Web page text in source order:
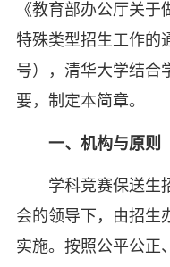
《教育部办公厅关
特殊类型招生工作的
号），清华大学结合
要，制定本简章。
一、 机构与原则
学科竞赛保送生
会的领导下，由招生
实施。按照公平公正